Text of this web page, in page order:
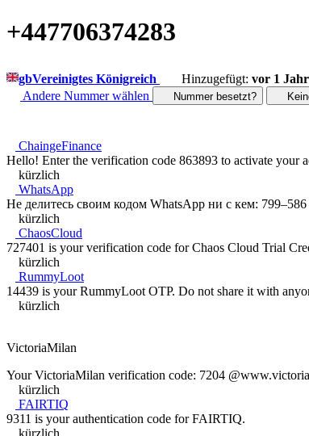
+447706374283
gbVereinigtes Königreich Hinzugefügt: vor 1 Jahr
Andere Nummer wählen
Nummer besetzt?
ChaingeFinance
Hello! Enter the verification code 863893 to activate your
kürzlich
WhatsApp
Не делитесь своим кодом WhatsApp ни с кем: 799–586
kürzlich
ChaosCloud
727401 is your verification code for Chaos Cloud Trial
kürzlich
RummyLoot
14439 is your RummyLoot OTP. Do not share it with
kürzlich
VictoriaMilan
Your VictoriaMilan verification code: 7204
kürzlich
FAIRTIQ
9311 is your authentication code for FAIRTIQ.
kürzlich